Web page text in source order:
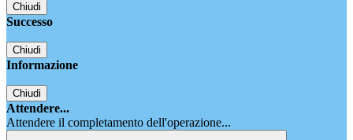
Chiudi
Successo
Chiudi
Informazione
Chiudi
Attendere...
Attendere il completamento dell'operazione...